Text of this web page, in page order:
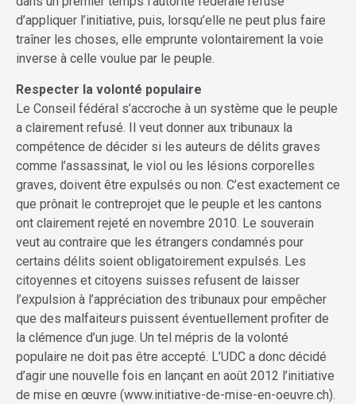
d’appliquer l’initiative, puis, lorsqu’elle ne peut plus faire
traîner les choses, elle emprunte volontairement la voie
inverse à celle voulue par le peuple.
Respecter la volonté populaire
Le Conseil fédéral s’accroche à un système que le peuple
a clairement refusé. Il veut donner aux tribunaux la
compétence de décider si les auteurs de délits graves
comme l’assassinat, le viol ou les lésions corporelles
graves, doivent être expulsés ou non. C’est exactement ce
que prônait le contreprojet que le peuple et les cantons
ont clairement rejeté en novembre 2010. Le souverain
veut au contraire que les étrangers condamnés pour
certains délits soient obligatoirement expulsés. Les
citoyennes et citoyens suisses refusent de laisser
l’expulsion à l’appréciation des tribunaux pour empêcher
que des malfaiteurs puissent éventuellement profiter de
la clémence d’un juge. Un tel mépris de la volonté
populaire ne doit pas être accepté. L’UDC a donc décidé
d’agir une nouvelle fois en lançant en août 2012 l’initiative
de mise en œuvre (www.initiative-de-mise-en-oeuvre.ch).